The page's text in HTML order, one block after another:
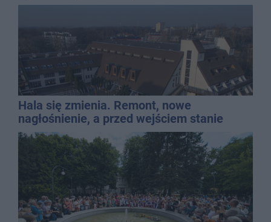
Hala się zmienia. Remont, nowe
nagłośnienie, a przed wejściem stanie
QEMETICA ARENA